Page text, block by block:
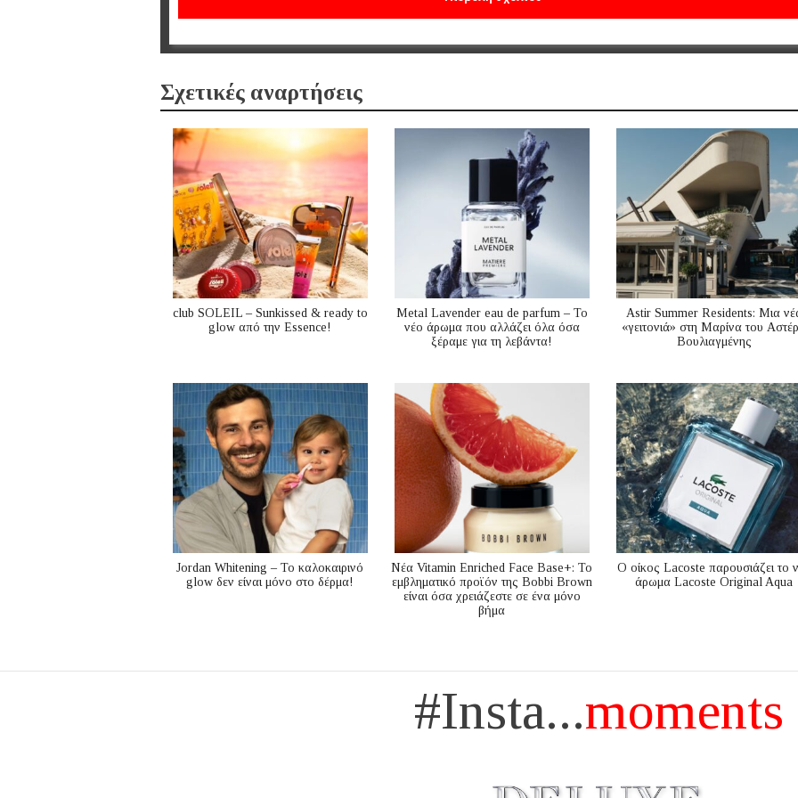
Σχετικές αναρτήσεις
club SOLEIL – Sunkissed & ready to
glow από την Essence!
Metal Lavender eau de parfum – Το
νέο άρωμα που αλλάζει όλα όσα
ξέραμε για τη λεβάντα!
Astir Summer Residents: Μια
«γειτονιά» στη Μαρίνα του
Βουλιαγμένης
Jordan Whitening – Το καλοκαιρινό
glow δεν είναι μόνο στο δέρμα!
Nέα Vitamin Enriched Face Base+: Το
εμβληματικό προϊόν της Bobbi Brown
είναι όσα χρειάζεστε σε ένα μόνο
βήμα
Ο οίκος Lacoste παρουσιάζει το
άρωμα Lacoste Original Aqua
#Insta...moments